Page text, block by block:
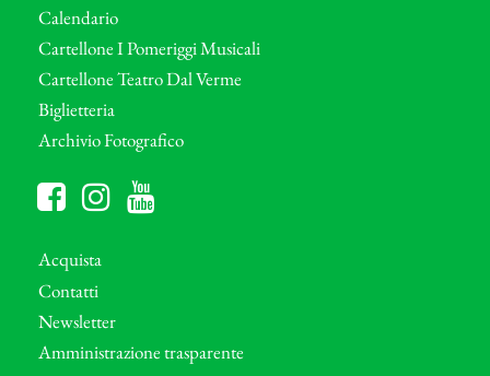
Calendario
Cartellone I Pomeriggi Musicali
Cartellone Teatro Dal Verme
Biglietteria
Archivio Fotografico
Acquista
Contatti
Newsletter
Amministrazione trasparente